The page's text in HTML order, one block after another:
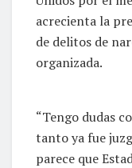
acrecienta la
de delitos de
organizada.
“Tengo dudas
tanto ya fue
parece que